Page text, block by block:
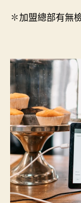
✽加盟總部有無